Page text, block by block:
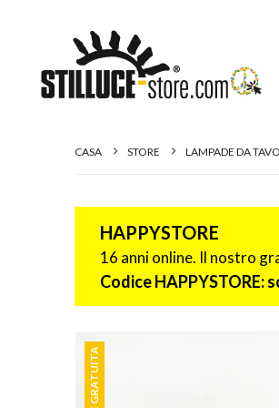
CASA STORE LAMPADE DA
HAPPYSTORE
16 anni online. Il nostro
Codice HAPPYSTORE: